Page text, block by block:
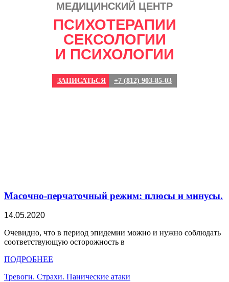
МЕДИЦИНСКИЙ ЦЕНТР
ПСИХОТЕРАПИИ
СЕКСОЛОГИИ
И ПСИХОЛОГИИ
ЗАПИСАТЬСЯ +7 (812) 903-85-03
Просто выбери
СВОЕГО
психотерапевта
Масочно-перчаточный режим: плюсы и минусы.
14.05.2020
Очевидно, что в период эпидемии можно и нужно соблюдать
соответствующую осторожность в
ПОДРОБНЕЕ
Тревоги. Страхи. Панические атаки